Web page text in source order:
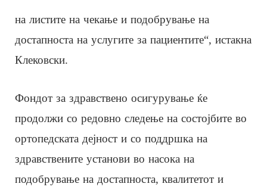
на листите на чекање и подобрување на
достапноста на услугите за пациентите“, истакна
Клековски.
Фондот за здравствено осигурување ќе
продолжи со редовно следење на состојбите во
ортопедската дејност и со поддршка на
здравствените установи во насока на
подобрување на достапноста, квалитетот и